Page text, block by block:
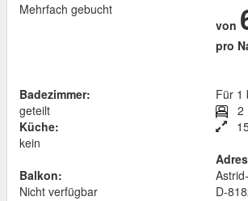
Mehrfach gebucht
von
pro
Badezimmer:
geteilt
Küche:
kein
Balkon:
Nicht verfügbar
Für 1
2
15
D-